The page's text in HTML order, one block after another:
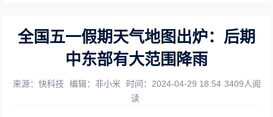
全国五一假期天气地图出炉：后期
中东部有大范围降雨
来源：快科技 编辑：非小米 时间：2024-04-29 18:54 3409人阅
读